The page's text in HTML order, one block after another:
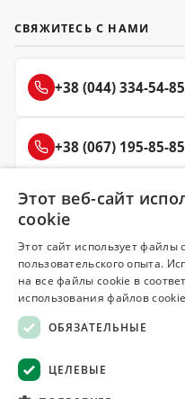
СВЯЖИТЕСЬ С НАМИ
+38 (044) 334-54-85
+38 (067) 195-85-85
+38 (050) 145-85-45
© 2008–2026 Магазин
Все материалы на
Этот веб-сайт
cookie
Этот сайт использует файлы
пользовательского опыта.
на все файлы cookie в
использования файлов
ОБЯЗАТЕЛЬНЫЕ
ЦЕЛЕВЫЕ